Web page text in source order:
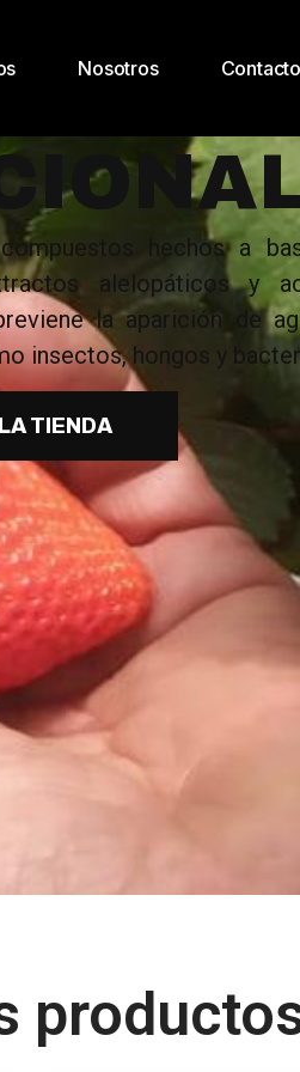
Nosotros
hechos a
alelopáticos y
la aparición de
insectos, hongos y
TIENDA